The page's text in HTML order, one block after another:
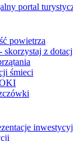
portal
powietrza
skorzystaj z
śmieci